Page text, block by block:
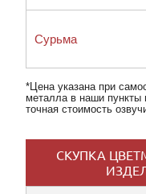
Сурьма
*Цена указана при
металла в наши пункты
точная стоимость
СКУПКА